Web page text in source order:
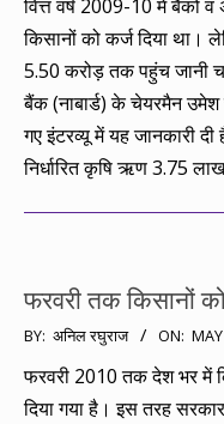
27
वित्त वर्ष 2009-10 में बैकों
किसानों को कर्ज दिया था।
5.50 करोड़ तक पहुंच जानी
बैंक (नाबार्ड) के चेयरमैन उमेश
गए इंटरव्यू में यह जानकारी
निर्धारित कृषि ऋण 3.75
फरवरी तक किसानों
2010-
25
BY: अनिल रघुराज ON:
फरवरी 2010 तक देश भर में
दिया गया है। इस तरह